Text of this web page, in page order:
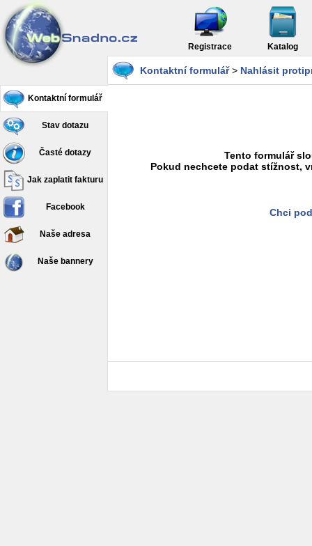
Registrace Katalog
Kontaktní formulář
Stav dotazu
Časté dotazy
Jak zaplatit fakturu
Facebook
Naše adresa
Naše bannery
Kontaktní formulář> Nahlásit
Tento formulář
Pokud nechcete podat stížnost,
Chci